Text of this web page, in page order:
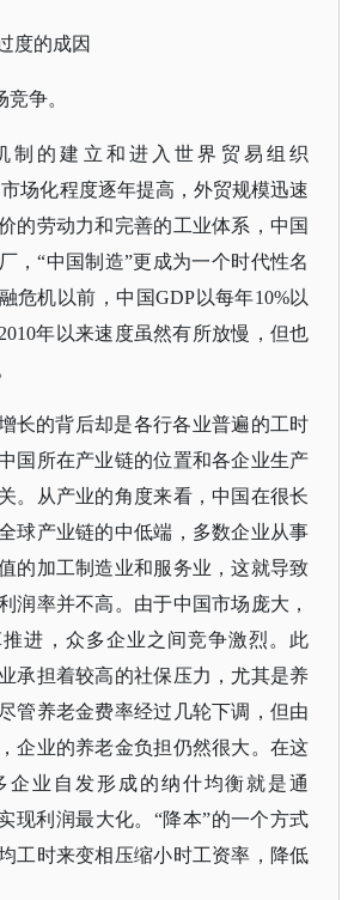
度的成因
争。
制的建立和进入世界贸易组织
场化程度逐年提高，外贸规模迅速
的劳动力和完善的工业体系，中国
，“中国制造”更成为一个时代性名
危机以前，中国GDP以每年10%以
年以来速度虽然有所放慢，但也
长的背后却是各行各业普遍的工时
国所在产业链的位置和各企业生产
。从产业的角度来看，中国在很长
球产业链的中低端，多数企业从事
的加工制造业和服务业，这就导致
润率并不高。由于中国市场庞大，
进，众多企业之间竞争激烈。此
承担着较高的社保压力，尤其是养
管养老金费率经过几轮下调，但由
企业的养老金负担仍然很大。在这
企业自发形成的纳什均衡就是通
现利润最大化。“降本”的一个方式
工时来变相压缩小时工资率，降低